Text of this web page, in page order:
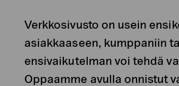
Verkkosivusto on usein
asiakkaaseen, kumppaniin
ensivaikutelman voi tehdä
Oppaamme avulla onnistut